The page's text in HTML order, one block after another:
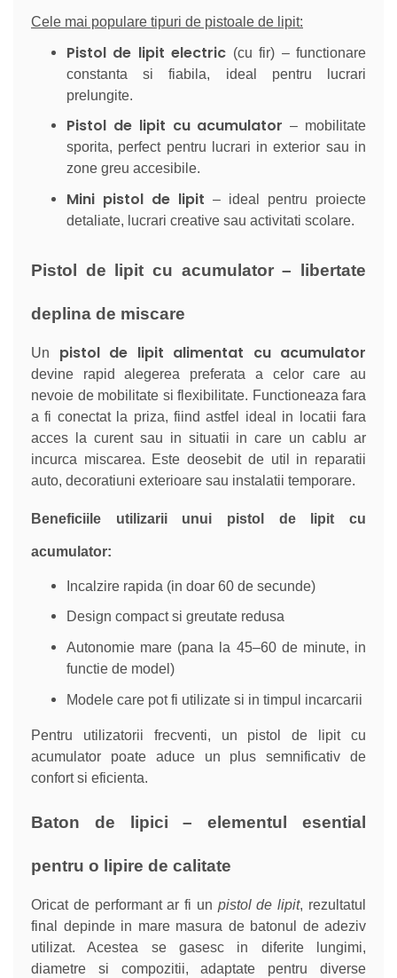
Cele mai populare tipuri de pistoale de lipit:
Pistol de lipit electric (cu fir) – functionare
constanta si fiabila, ideal pentru lucrari
prelungite.
Pistol de lipit cu acumulator – mobilitate
sporita, perfect pentru lucrari in exterior sau in
zone greu accesibile.
Mini pistol de lipit – ideal pentru proiecte
detaliate, lucrari creative sau activitati scolare.
Pistol de lipit cu acumulator – libertate
deplina de miscare
Un pistol de lipit alimentat cu acumulator
devine rapid alegerea preferata a celor care au
nevoie de mobilitate si flexibilitate. Functioneaza fara
a fi conectat la priza, fiind astfel ideal in locatii fara
acces la curent sau in situatii in care un cablu ar
incurca miscarea. Este deosebit de util in reparatii
auto, decoratiuni exterioare sau instalatii temporare.
Beneficiile utilizarii unui pistol de lipit cu
acumulator:
Incalzire rapida (in doar 60 de secunde)
Design compact si greutate redusa
Autonomie mare (pana la 45–60 de minute, in
functie de model)
Modele care pot fi utilizate si in timpul incarcarii
Pentru utilizatorii frecventi, un pistol de lipit cu
acumulator poate aduce un plus semnificativ de
confort si eficienta.
Baton de lipici – elementul esential
pentru o lipire de calitate
Oricat de performant ar fi un pistol de lipit, rezultatul
final depinde in mare masura de batonul de adeziv
utilizat. Acestea se gasesc in diferite lungimi,
diametre si compozitii, adaptate pentru diverse